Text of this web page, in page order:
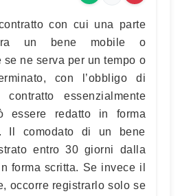
con cui una parte
un bene mobile o
se ne serva per un tempo o
con l’obbligo di
essenzialmente
essere redatto in forma
Il comodato di un bene
entro 30 giorni dalla
forma scritta. Se invece il
occorre registrarlo solo se